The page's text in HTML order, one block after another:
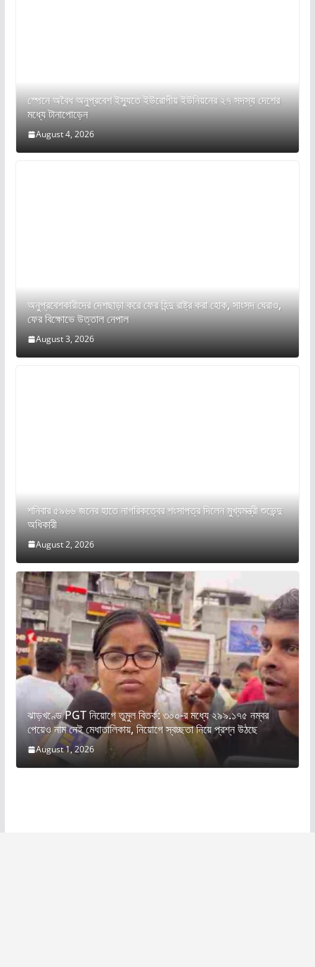
স্পেনে অবৈধ অনুপ্রবেশ ইস্যুতে ইউরোপীয় ইউনিয়নের ২৭ সদস্য দেশের
মধ্যে টানাপোড়েন
August 4, 2026
অনুপ্রবেশকারীদের দেশছাড়া করে ফের হিন্দু রাষ্ট্র করা হোক, সাংসদ ঘেরাও,
ফের বিক্ষোভে উত্তাল নেপাল
August 3, 2026
শনিবার ৫৯৬৬ জনের হাতে নাগরিকত্বের শংসাপত্র দিলেন মুখ্যমন্ত্রী শুভেন্দু
অধিকারী
August 2, 2026
ঝাড়খণ্ডে PGT নিয়োগে তুমুল বিতর্ক: ৩০০-র মধ্যে ২৯৯.১৭৫ নম্বর
পেয়েও নাম নেই মেধাতালিকায়, নিয়োগে স্বচ্ছতা নিয়ে প্রশ্ন উঠছে
August 1, 2026